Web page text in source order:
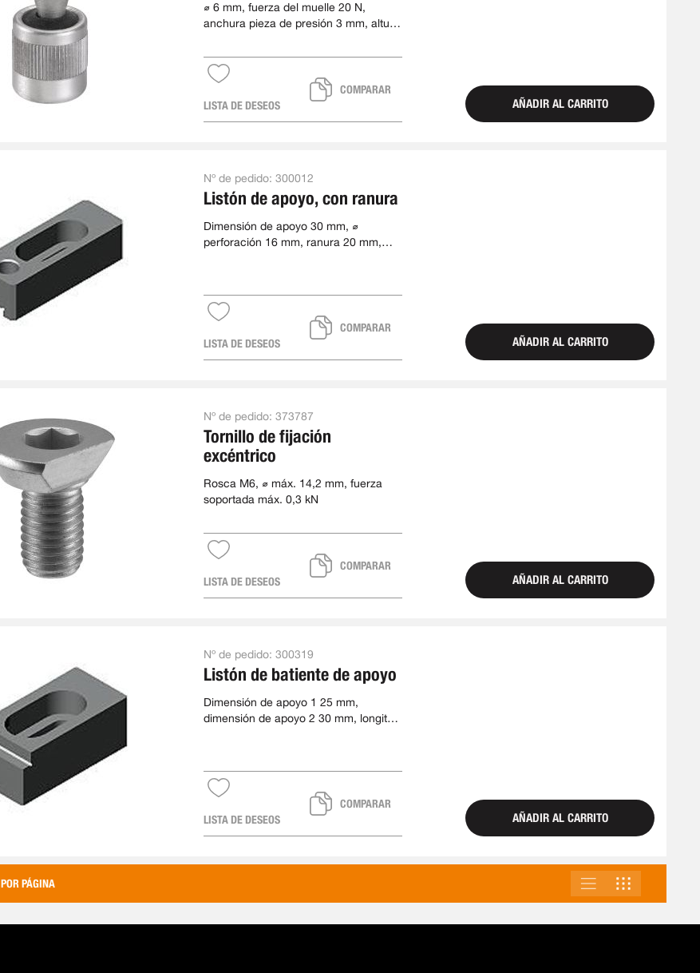
⌀ 6 mm, fuerza del muelle 20 N,
anchura pieza de presión 3 mm, altura
LISTA DE DESEOS
COMPARAR
AÑADIR AL CARRITO
Nº de pedido: 300012
Listón de apoyo, con ranura
Dimensión de apoyo 30 mm, ⌀
perforación 16 mm, ranura 20 mm,
LISTA DE DESEOS
COMPARAR
AÑADIR AL CARRITO
Nº de pedido: 373787
Tornillo de fijación
excéntrico
Rosca M6, ⌀ máx. 14,2 mm, fuerza
soportada máx. 0,3 kN
LISTA DE DESEOS
COMPARAR
AÑADIR AL CARRITO
Nº de pedido: 300319
Listón de batiente de apoyo
Dimensión de apoyo 1 25 mm,
dimensión de apoyo 2 30 mm, longitud
LISTA DE DESEOS
COMPARAR
AÑADIR AL CARRITO
POR PÁGINA
VER
LISTA